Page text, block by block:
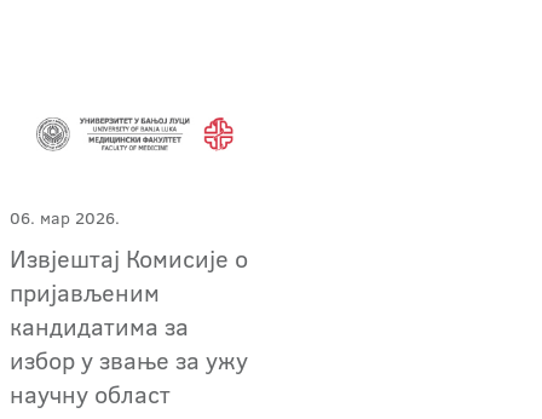
06. мар 2026.
Извјештај Комисије о
пријављеним
кандидатима за
избор у звање за ужу
научну област